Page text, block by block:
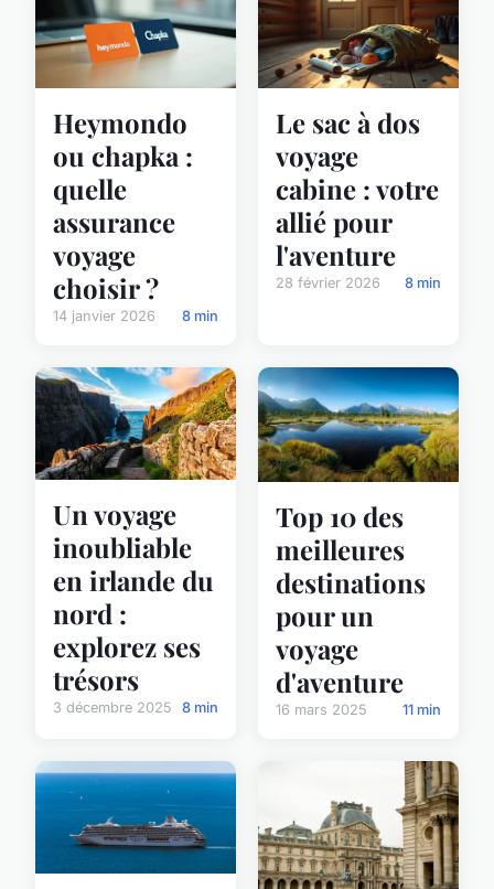
Heymondo
ou chapka :
quelle
assurance
voyage
choisir ?
14 janvier 2026 8 min
Le sac à dos
voyage
cabine : votre
allié pour
l'aventure
28 février 2026 8 min
Un voyage
inoubliable
en irlande du
nord :
explorez ses
trésors
3 décembre 2025 8 min
Top 10 des
meilleures
destinations
pour un
voyage
d'aventure
16 mars 2025 11 min